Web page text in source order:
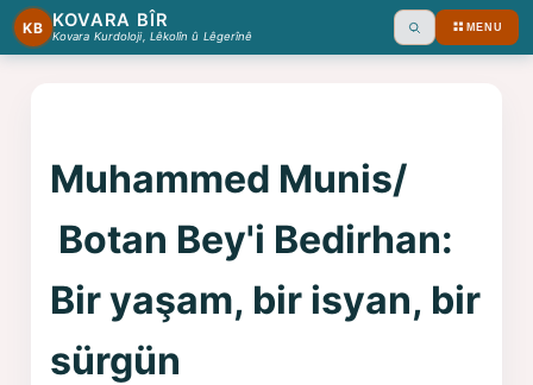
KB KOVARA BÎR
Kovara Kurdoloji, Lêkolîn û Lêgerînê Ara MENU
Muhammed Munis/
Botan Bey'i Bedirhan:
Bir yaşam, bir isyan, bir
sürgün